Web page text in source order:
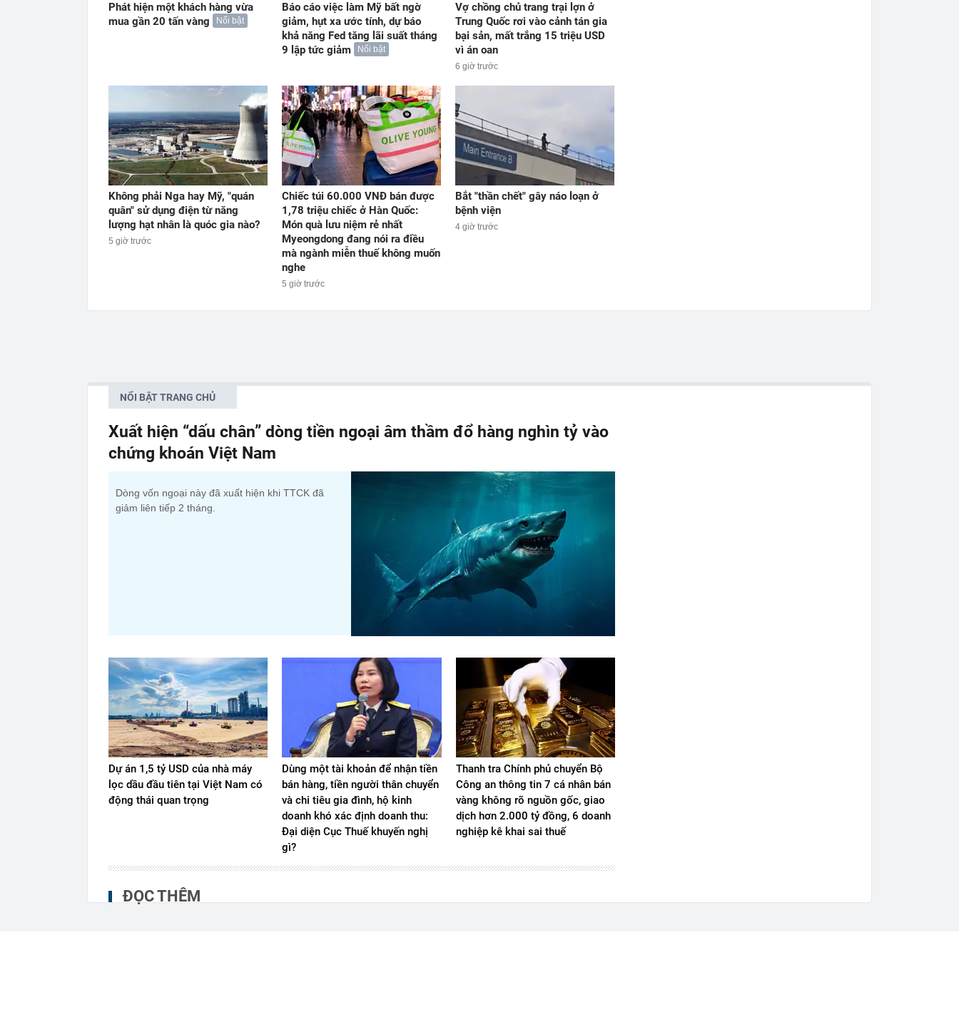
Phát hiện một khách hàng vừa
mua gần 20 tấn vàng
Nổi bật
Báo cáo việc làm Mỹ bất ngờ
giảm, hụt xa ước tính, dự báo
khả năng Fed tăng lãi suất tháng
9 lập tức giảm
Nổi bật
Vợ chồng chủ trang trại lợn ở
Trung Quốc rơi vào cảnh tán gia
bại sản, mất trắng 15 triệu USD
vì án oan
6 giờ trước
Không phải Nga hay Mỹ, "quán
quân" sử dụng điện từ năng
lượng hạt nhân là quóc gia nào?
5 giờ trước
Chiếc túi 60.000 VNĐ bán được
1,78 triệu chiếc ở Hàn Quốc:
Món quà lưu niệm rẻ nhất
Myeongdong đang nói ra điều
mà ngành miễn thuế không muốn
nghe
5 giờ trước
Bắt "thần chết" gây náo loạn ở
bệnh viện
4 giờ trước
NỔI BẬT TRANG CHỦ
Xuất hiện “dấu chân” dòng tiền ngoại âm thầm đổ hàng nghìn tỷ vào
chứng khoán Việt Nam
Dòng vốn ngoại này đã xuất hiện khi TTCK đã
giảm liên tiếp 2 tháng.
Dự án 1,5 tỷ USD của nhà máy
lọc dầu đầu tiên tại Việt Nam có
động thái quan trọng
Dùng một tài khoản để nhận tiền
bán hàng, tiền người thân chuyển
và chi tiêu gia đình, hộ kinh
doanh khó xác định doanh thu:
Đại diện Cục Thuế khuyến nghị
gì?
Thanh tra Chính phủ chuyển Bộ
Công an thông tin 7 cá nhân bán
vàng không rõ nguồn gốc, giao
dịch hơn 2.000 tỷ đồng, 6 doanh
nghiệp kê khai sai thuế
ĐỌC THÊM